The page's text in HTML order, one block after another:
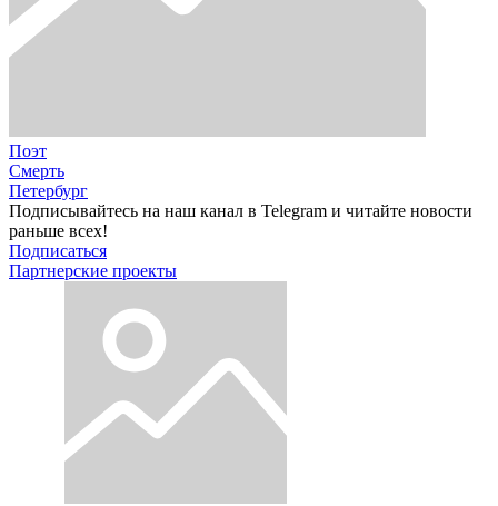
Поэт
Смерть
Петербург
Подписывайтесь на наш канал в Telegram и читайте новости
раньше всех!
Подписаться
Партнерские проекты